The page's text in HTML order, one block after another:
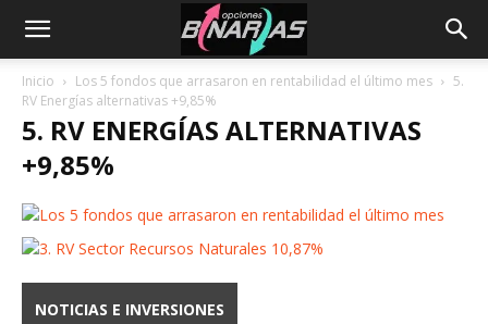
Inicio Los 5 fondos que arrasaron en rentabilidad el último mes
5.
RV Energías alternativas +9,85%
5. RV ENERGÍAS ALTERNATIVAS
+9,85%
NOTICIAS E INVERSIONES